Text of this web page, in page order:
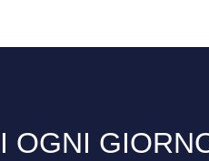
OGNI